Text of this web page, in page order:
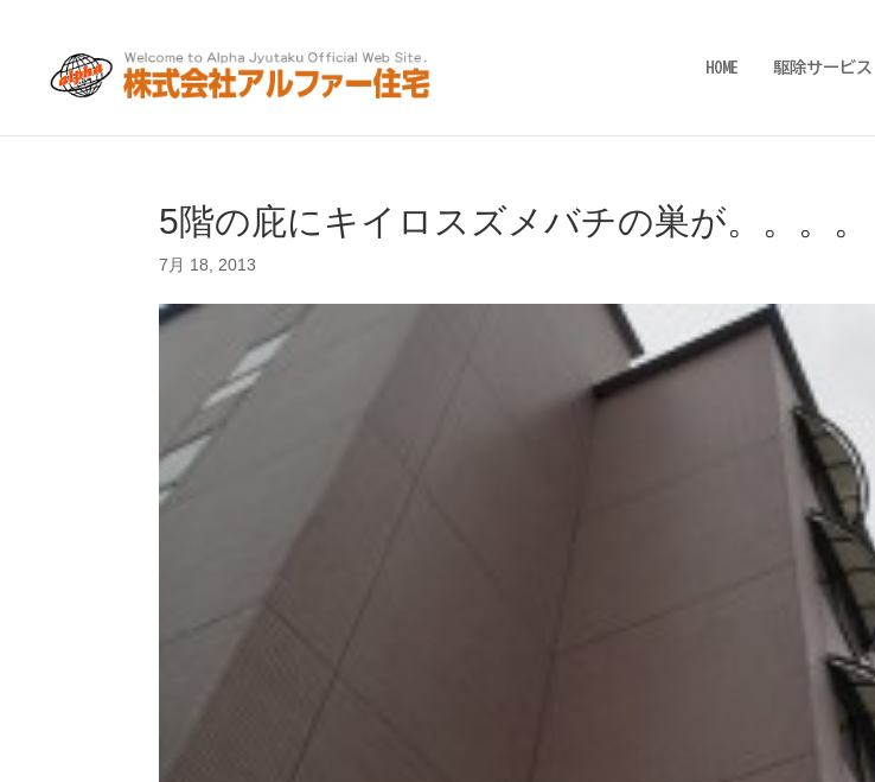
HOME 駆除サービス
5階の庇にキイロスズメバチの巣が。。。。
7月 18, 2013